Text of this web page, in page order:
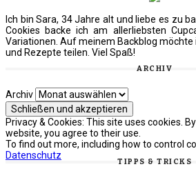
Ich bin Sara, 34 Jahre alt und liebe es zu
Cookies backe ich am allerliebsten
Variationen. Auf meinem Backblog möchte
und Rezepte teilen. Viel Spaß!
ARCHIV
Archiv
Privacy & Cookies: This site uses cookies.
website, you agree to their use.
To find out more, including how to control
Datenschutz
TIPPS & TRICKS